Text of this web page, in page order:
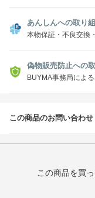
あんしんへの取り
本物保証・不良交換
偽物販売防止への
BUYMA事務局によ
この商品のお問い合わせ
この商品を買